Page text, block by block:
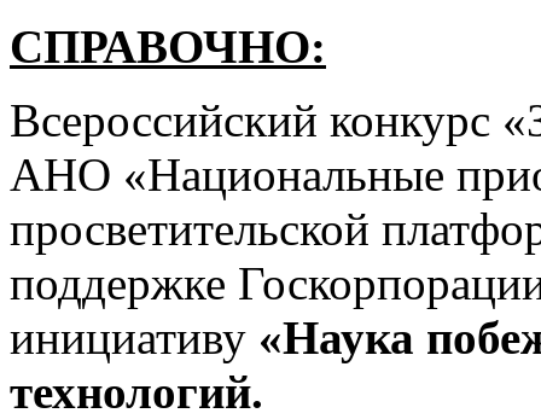
СПРАВОЧНО:
Всероссийский конкурс
АНО «Национальные
просветительской
поддержке
инициативу «Наука
технологий.